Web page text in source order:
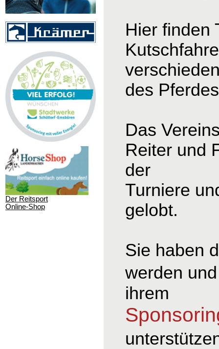
Der Reitsport
Online-Shop
Hier finden
des
Das
Reiter und
der
Turniere
gelobt.
Sie haben
werden
ihrem